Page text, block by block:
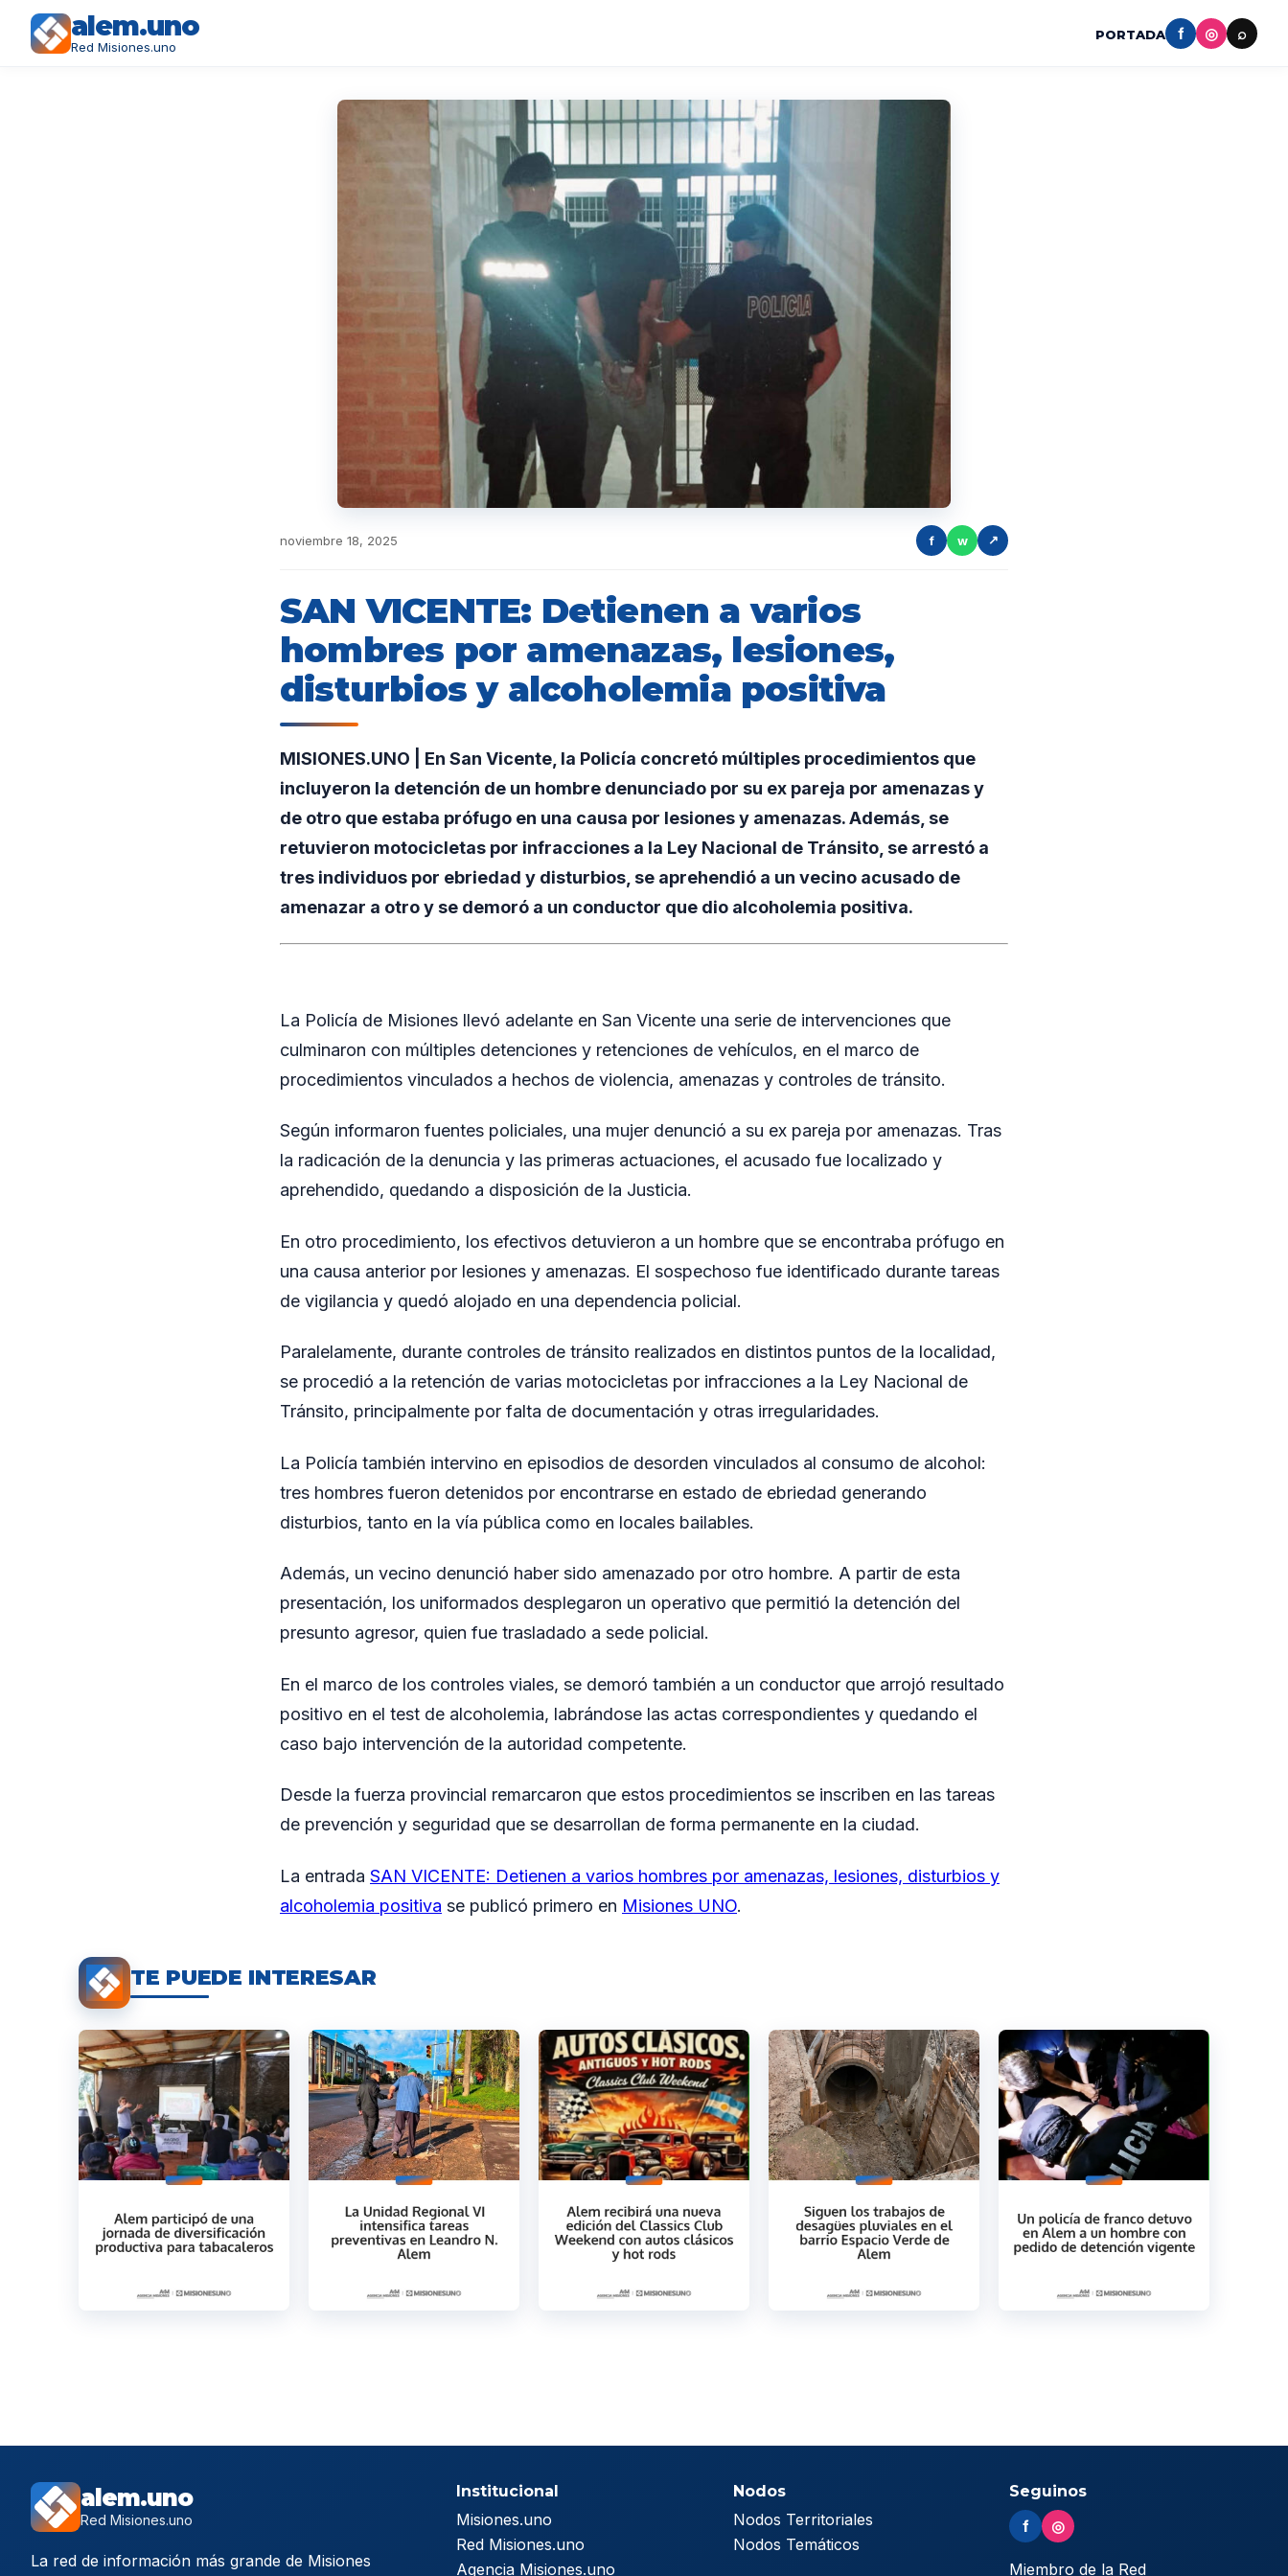
alem.uno
Red Misiones.uno
PORTADA f ◎ ⌕
noviembre 18, 2025 f w ↗
SAN VICENTE: Detienen a varios
hombres por amenazas, lesiones,
disturbios y alcoholemia positiva
MISIONES.UNO | En San Vicente, la Policía concretó múltiples procedimientos que
incluyeron la detención de un hombre denunciado por su ex pareja por amenazas y
de otro que estaba prófugo en una causa por lesiones y amenazas. Además, se
retuvieron motocicletas por infracciones a la Ley Nacional de Tránsito, se arrestó a
tres individuos por ebriedad y disturbios, se aprehendió a un vecino acusado de
amenazar a otro y se demoró a un conductor que dio alcoholemia positiva.
La Policía de Misiones llevó adelante en San Vicente una serie de intervenciones que
culminaron con múltiples detenciones y retenciones de vehículos, en el marco de
procedimientos vinculados a hechos de violencia, amenazas y controles de tránsito.
Según informaron fuentes policiales, una mujer denunció a su ex pareja por amenazas. Tras
la radicación de la denuncia y las primeras actuaciones, el acusado fue localizado y
aprehendido, quedando a disposición de la Justicia.
En otro procedimiento, los efectivos detuvieron a un hombre que se encontraba prófugo en
una causa anterior por lesiones y amenazas. El sospechoso fue identificado durante tareas
de vigilancia y quedó alojado en una dependencia policial.
Paralelamente, durante controles de tránsito realizados en distintos puntos de la localidad,
se procedió a la retención de varias motocicletas por infracciones a la Ley Nacional de
Tránsito, principalmente por falta de documentación y otras irregularidades.
La Policía también intervino en episodios de desorden vinculados al consumo de alcohol:
tres hombres fueron detenidos por encontrarse en estado de ebriedad generando
disturbios, tanto en la vía pública como en locales bailables.
Además, un vecino denunció haber sido amenazado por otro hombre. A partir de esta
presentación, los uniformados desplegaron un operativo que permitió la detención del
presunto agresor, quien fue trasladado a sede policial.
En el marco de los controles viales, se demoró también a un conductor que arrojó resultado
positivo en el test de alcoholemia, labrándose las actas correspondientes y quedando el
caso bajo intervención de la autoridad competente.
Desde la fuerza provincial remarcaron que estos procedimientos se inscriben en las tareas
de prevención y seguridad que se desarrollan de forma permanente en la ciudad.
La entrada SAN VICENTE: Detienen a varios hombres por amenazas, lesiones, disturbios y
alcoholemia positiva se publicó primero en Misiones UNO.
TE PUEDE INTERESAR
alem.uno
Red Misiones.uno
La red de información más grande de Misiones
Institucional
Misiones.uno
Red Misiones.uno
Agencia Misiones.uno
Nodos
Nodos Territoriales
Nodos Temáticos
Seguinos
f ◎
Miembro de la Red